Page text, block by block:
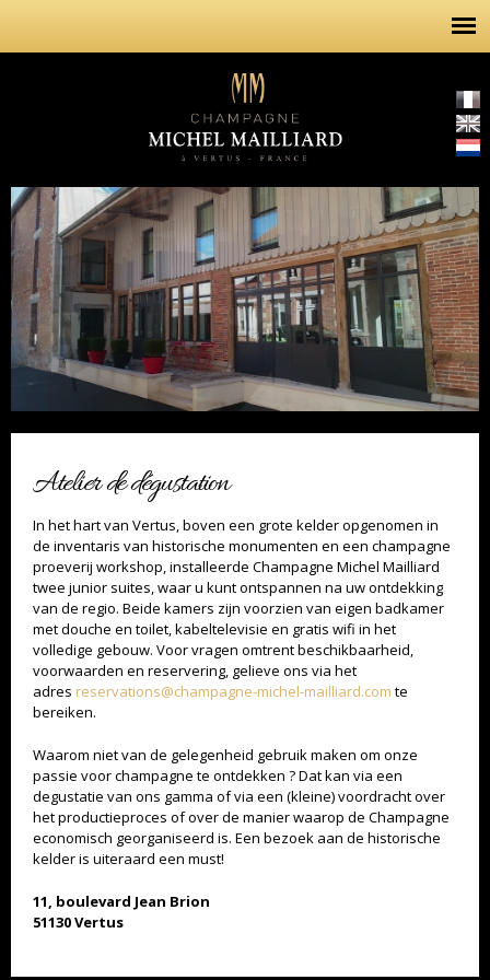
de inhoud
Atelier de dégustation
In het hart van Vertus, boven een grote kelder opgenomen in
de inventaris van historische monumenten en een champagne
proeverij workshop, installeerde Champagne Michel Mailliard
twee junior suites, waar u kunt ontspannen na uw ontdekking
van de regio. Beide kamers zijn voorzien van eigen badkamer
met douche en toilet, kabeltelevisie en gratis wifi in het
volledige gebouw. Voor vragen omtrent beschikbaarheid,
voorwaarden en reservering, gelieve ons via het
adres reservations@champagne-michel-mailliard.com te
bereiken.
Waarom niet van de gelegenheid gebruik maken om onze
passie voor champagne te ontdekken ? Dat kan via een
degustatie van ons gamma of via een (kleine) voordracht over
het productieproces of over de manier waarop de Champagne
economisch georganiseerd is. Een bezoek aan de historische
kelder is uiteraard een must!
11, boulevard Jean Brion
51130 Vertus